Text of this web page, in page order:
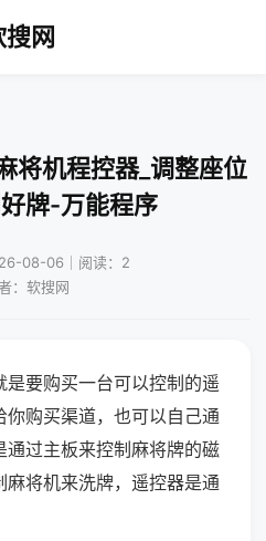
搜网
将机程控器_调整座位
牌-万能程序
08-06｜阅读：2
：软搜网
要购买一台可以控制的遥
购买渠道，也可以自己通
过主板来控制麻将牌的磁
将机来洗牌，遥控器是通